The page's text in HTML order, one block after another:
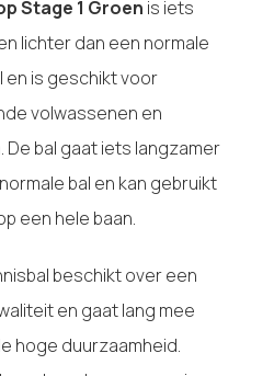
Stage 1 Groen is iets
lichter dan een normale
en is geschikt voor
volwassenen en
De bal gaat iets langzamer
bal en kan gebruikt
een hele baan.
beschikt over een
en gaat lang mee
hoge duurzaamheid.